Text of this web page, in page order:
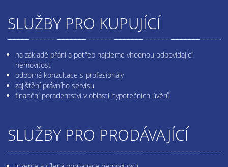
SLUŽBY PRO KUPUJÍCÍ
na základě přání a potřeb najdeme vhodnou odpovídající
nemovitost
odborná konzultace s profesionály
zajištění právního servisu
finanční poradentství v oblasti hypotečních úvěrů
SLUŽBY PRO PRODÁVAJÍCÍ